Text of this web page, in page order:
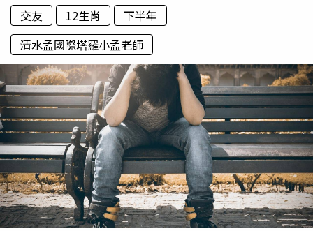
交友
12生肖
下半年
清水孟國際塔羅小孟老師